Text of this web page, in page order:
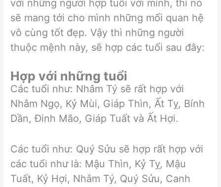
với những người hợp tuổi với mình, thì nó
sẽ mang tới cho mình những mối quan hệ
vô cùng tốt đẹp. Vậy thì những người
thuộc mệnh này, sẽ hợp các tuổi sau đây:
Hợp với những tuổi
Các tuổi như: Nhâm Tý sẽ rất hợp với
Nhâm Ngọ, Kỷ Mùi, Giáp Thìn, Ất Tỵ, Bính
Dần, Đinh Mão, Giáp Tuất và Ất Hợi.
Các tuổi như: Quý Sửu sẽ hợp rất hợp với
các tuổi như là: Mậu Thìn, Kỷ Tỵ, Mậu
Tuất, Kỷ Hợi, Nhâm Tý, Quý Sửu, Canh